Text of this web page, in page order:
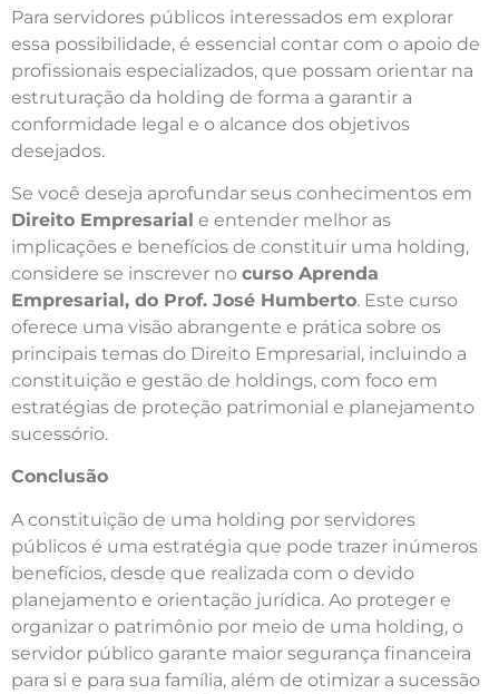
Para servidores públicos interessados em explorar
essa possibilidade, é essencial contar com o apoio de
profissionais especializados, que possam orientar na
estruturação da holding de forma a garantir a
conformidade legal e o alcance dos objetivos
desejados.
Se você deseja aprofundar seus conhecimentos em
Direito Empresarial e entender melhor as
implicações e benefícios de constituir uma holding,
considere se inscrever no curso Aprenda
Empresarial, do Prof. José Humberto. Este curso
oferece uma visão abrangente e prática sobre os
principais temas do Direito Empresarial, incluindo a
constituição e gestão de holdings, com foco em
estratégias de proteção patrimonial e planejamento
sucessório.
Conclusão
A constituição de uma holding por servidores
públicos é uma estratégia que pode trazer inúmeros
benefícios, desde que realizada com o devido
planejamento e orientação jurídica. Ao proteger e
organizar o patrimônio por meio de uma holding, o
servidor público garante maior segurança financeira
para si e para sua família, além de otimizar a sucessão